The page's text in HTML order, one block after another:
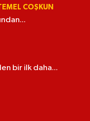
COŞKUN
bir ilk daha...